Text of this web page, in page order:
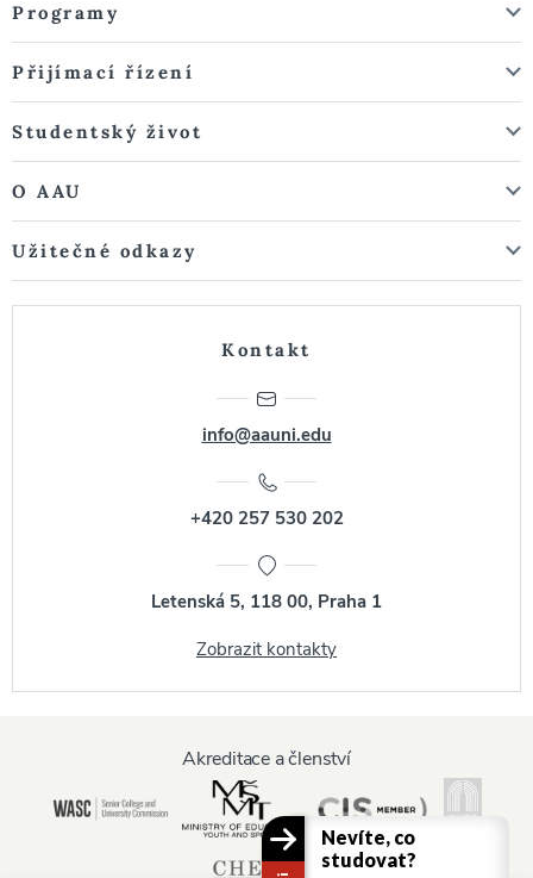
Programy
Přijímací řízení
Studentský život
O AAU
Užitečné odkazy
Kontakt
info@aauni.edu
+420 257 530 202
Letenská 5, 118 00, Praha 1
Zobrazit kontakty
Akreditace a členství
Nevíte, co
studovat?